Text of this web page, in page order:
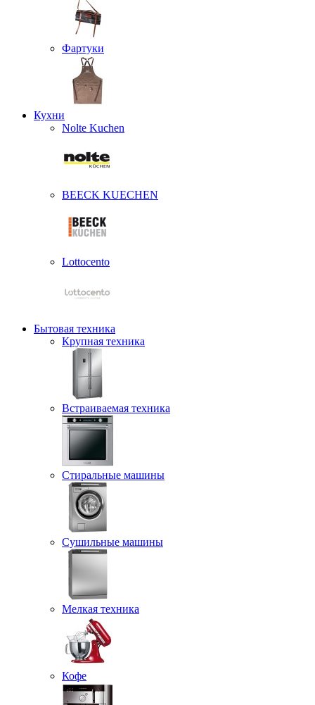
Фартуки
Кухни
Nolte Kuchen
BEECK KUECHEN
Lottocento
Бытовая техника
Крупная техника
Встраиваемая техника
Стиральные машины
Сушильные машины
Мелкая техника
Кофе